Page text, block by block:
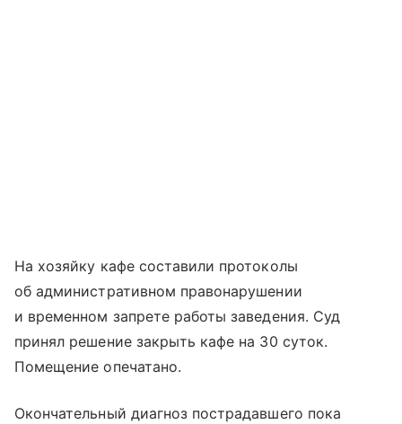
На хозяйку кафе составили протоколы
об административном правонарушении
и временном запрете работы заведения. Суд
принял решение закрыть кафе на 30 суток.
Помещение опечатано.
Окончательный диагноз пострадавшего пока